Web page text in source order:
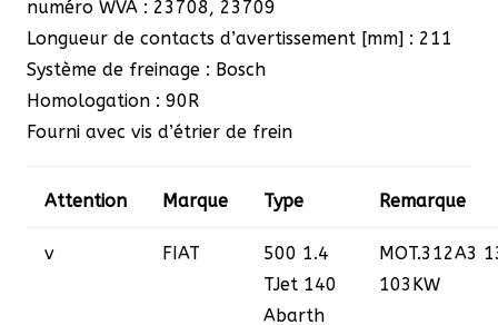
numéro WVA : 23708, 23709
Longueur de contacts d’avertissement [mm] : 211
Système de freinage : Bosch
Homologation : 90R
Fourni avec vis d’étrier de frein
Attention Marque Type Remarque
v FIAT
500 1.4
TJet 140
Abarth
MOT.312A3
103KW